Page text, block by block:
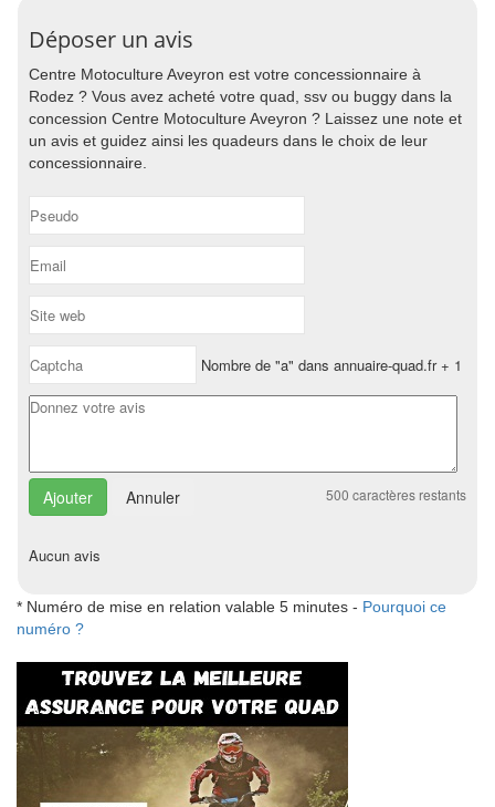
Déposer un avis
Centre Motoculture Aveyron est votre concessionnaire à
Rodez ? Vous avez acheté votre quad, ssv ou buggy dans la
concession Centre Motoculture Aveyron ? Laissez une note et
un avis et guidez ainsi les quadeurs dans le choix de leur
concessionnaire.
Nombre de "a" dans annuaire-quad.fr + 1
Annuler 500 caractères restants
Aucun avis
* Numéro de mise en relation valable 5 minutes - Pourquoi ce
numéro ?